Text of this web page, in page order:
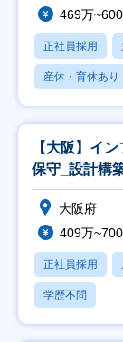
469万
正社員採用
産休・育休あり
【大阪】イ
保守_設計構
大阪府
409万
正社員採用
学歴不問